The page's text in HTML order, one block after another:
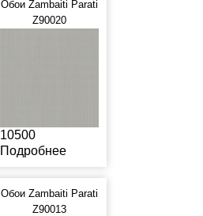
Обои Zambaiti Parati
Z90020
10500
Подробнее
Обои Zambaiti Parati
Z90013